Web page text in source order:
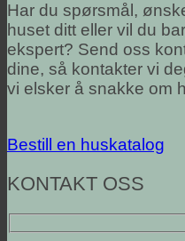
Har du spørsmål,
huset ditt eller vil du
ekspert? Send oss
dine, så kontakter vi
vi elsker å snakke om
Bestill en huskatalog
KONTAKT OSS